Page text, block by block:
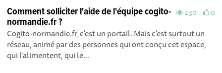
230 0
Comment solliciter l'aide de l'équipe cogito-
normandie.fr ?
Cogito-normandie.fr, c'est un portail. Mais c'est surtout un
réseau, animé par des personnes qui ont conçu cet espace,
qui l'alimentent, qui le...